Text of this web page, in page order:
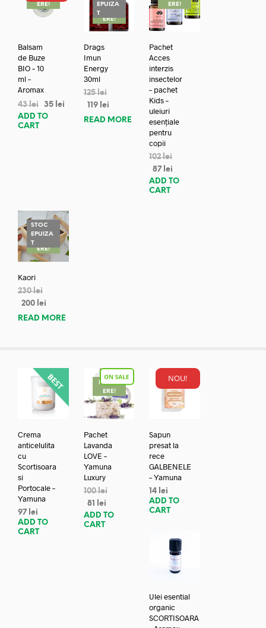
ERE!
Balsam
de Buze
BIO – 10
ml –
Aromax
43lei 35 lei
ADD TO
CART
EPUIZA
TREDUC
ERE!
Drags
Imun
Energy
30ml
125lei
119 lei
READ MORE
ERE!
Pachet
Acces
interzis
insectelor
– pachet
Kids –
uleiuri
esențiale
pentru
copii
102lei
87 lei
ADD TO
CART
STOC
EPUIZA
TREDUC
ERE!
Kaori
230lei
200 lei
READ MORE
Crema
anticelulita
cu
Scortisoara
si
Portocale –
Yamuna
97 lei
ADD TO
CART
REDUC
ERE!
Pachet
Lavanda
LOVE –
Yamuna
Luxury
100lei
81
lei
ADD TO
CART
NOU!
Sapun
presat la
rece
GALBENELE
– Yamuna
14 lei
ADD TO
CART
Ulei esential
organic
SCORTISOARA